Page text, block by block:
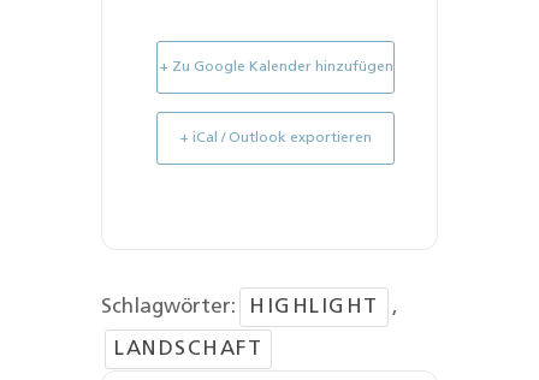
+ Zu Google Kalender hinzufügen
+ iCal / Outlook exportieren
Schlagwörter: HIGHLIGHT ,
LANDSCHAFT